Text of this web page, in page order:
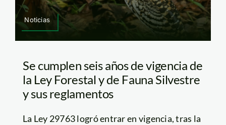
Noticias
Se cumplen seis años de vigencia de
la Ley Forestal y de Fauna Silvestre
y sus reglamentos
La Ley 29763 logró entrar en vigencia, tras la